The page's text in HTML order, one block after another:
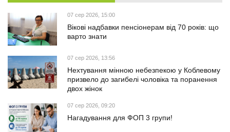
07 сер 2026, 15:00
Вікові надбавки пенсіонерам від 70 років: що
варто знати
07 сер 2026, 13:56
Нехтування мінною небезпекою у Коблевому
призвело до загибелі чоловіка та поранення
двох жінок
07 сер 2026, 09:20
Нагадування для ФОП 3 групи!